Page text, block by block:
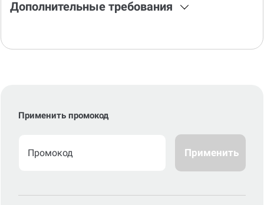
Дополнительные требования
Применить промокод
Применить